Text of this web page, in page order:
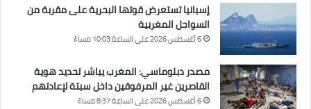
إسبانيا تستعرض قوتها البحرية على مقربة من
السواحل المغربية
6 أغسطس 2026 على الساعة 10:03 مساءً
مصدر دبلوماسي: المغرب يباشر تحديد هوية
القاصرين غير المرفوقين داخل سبتة لإعادتهم
6 أغسطس 2026 على الساعة 8:37 مساءً